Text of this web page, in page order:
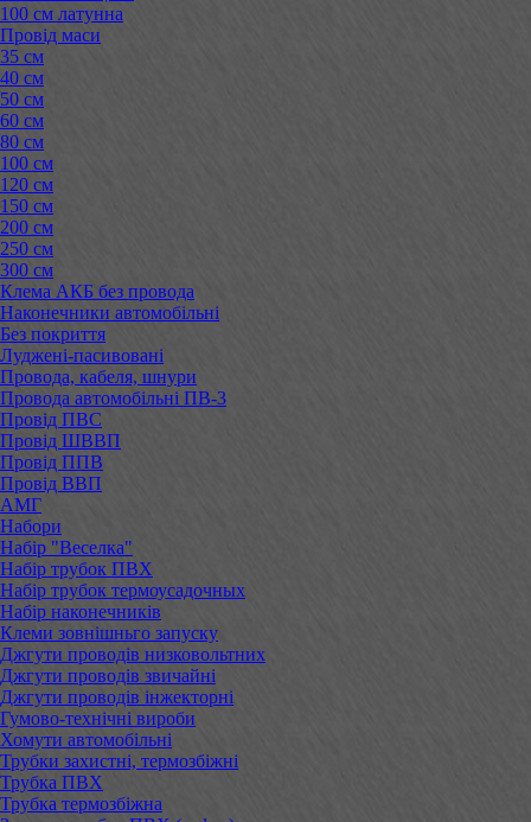
100 см латунна
Провід маси
35 см
40 см
50 см
60 см
80 см
100 см
120 см
150 см
200 см
250 см
300 см
Клема АКБ без провода
Наконечники автомобільні
Без покриття
Луджені-пасивовані
Провода, кабеля, шнури
Провода автомобільні ПВ-3
Провід ПВС
Провід ШВВП
Провід ППВ
Провід ВВП
АМГ
Набори
Набір "Веселка"
Набір трубок ПВХ
Набір трубок термоусадочных
Набір наконечників
Клеми зовнішньго запуску
Джгути проводів низковольтних
Джгути проводів звичайні
Джгути проводів інжекторні
Гумово-технічні вироби
Хомути автомобільні
Трубки захистні, термозбіжні
Трубка ПВХ
Трубка термозбіжна